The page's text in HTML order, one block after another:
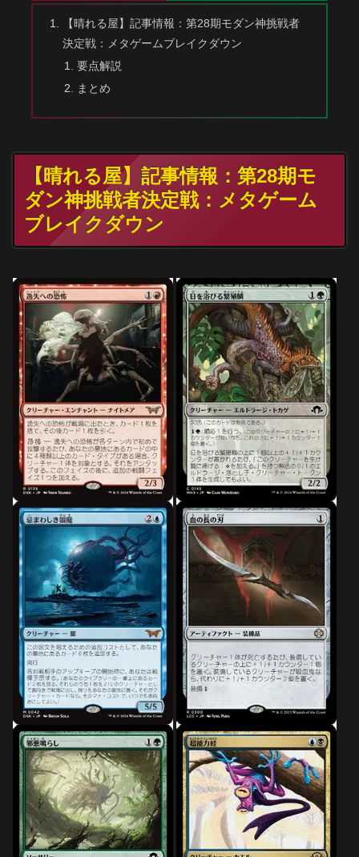
【晴れる屋】記事情報：第28期モダン神挑戦者
決定戦：メタゲームブレイクダウン
要点解説
まとめ
【晴れる屋】記事情報：第28期モ
ダン神挑戦者決定戦：メタゲーム
ブレイクダウン